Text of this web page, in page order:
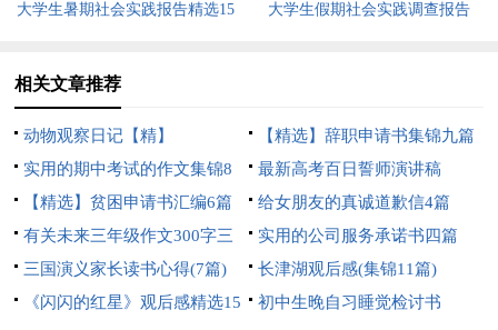
大学生暑期社会实践报告精选15
大学生假期社会实践调查报告
相关文章推荐
动物观察日记【精】
【精选】辞职申请书集锦九篇
实用的期中考试的作文集锦8
篇
最新高考百日誓师演讲稿
【精选】贫困申请书汇编6篇
给女朋友的真诚道歉信4篇
有关未来三年级作文300字三
篇
实用的公司服务承诺书四篇
三国演义家长读书心得(7篇)
长津湖观后感(集锦11篇)
《闪闪的红星》观后感精选15
初中生晚自习睡觉检讨书